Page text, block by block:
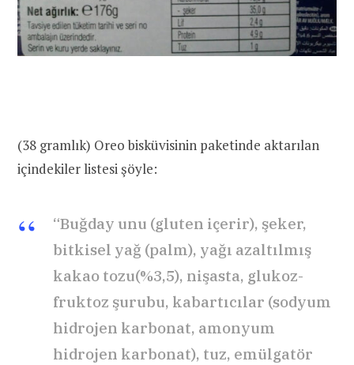
(38 gramlık) Oreo bisküvisinin paketinde aktarılan
içindekiler listesi şöyle:
“Buğday unu (gluten içerir), şeker,
bitkisel yağ (palm), yağı azaltılmış
kakao tozu(%3,5), nişasta, glukoz-
fruktoz şurubu, kabartıcılar (sodyum
hidrojen karbonat, amonyum
hidrojen karbonat), tuz, emülgatör